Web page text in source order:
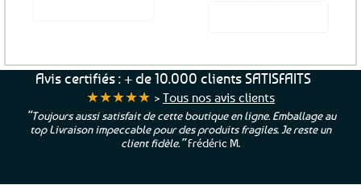
a
plusieurs
variations.
Les
options
Avis certifiés : + de 10.000 clients SATISFAITS
★★★★★ > Tous nos avis clients
“Toujours aussi satisfait de cette boutique en ligne. Emballage au
top Livraison impeccable pour des produits fragiles. Je reste un
client fidèle.”Frédéric M.